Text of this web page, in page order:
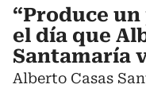
“Produce
el día que
Santamaría
Alberto Casas